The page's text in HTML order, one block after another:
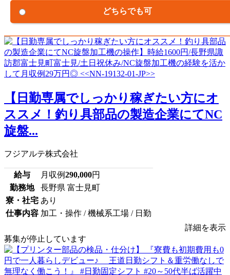
どちらでも可
【日勤専属でしっかり稼ぎたい方にオ
ススメ！釣り具部品の製造企業にてNC
旋盤...
フジアルテ株式会社
給与 月収例290,000円
勤務地
長野県 富士見町
寮・社宅 あり
仕事内容 加工・操作 / 機械系工場 / 日勤
詳細を表示
募集が停止しています